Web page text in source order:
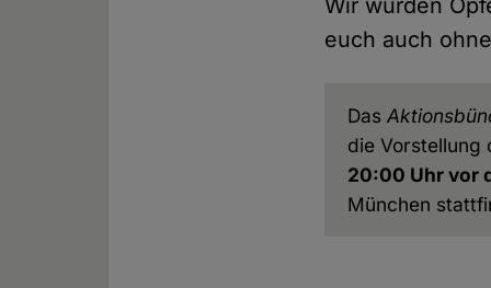
Wir wurden
euch auch
Das
die Vorstellung
20:00 Uhr vor
München